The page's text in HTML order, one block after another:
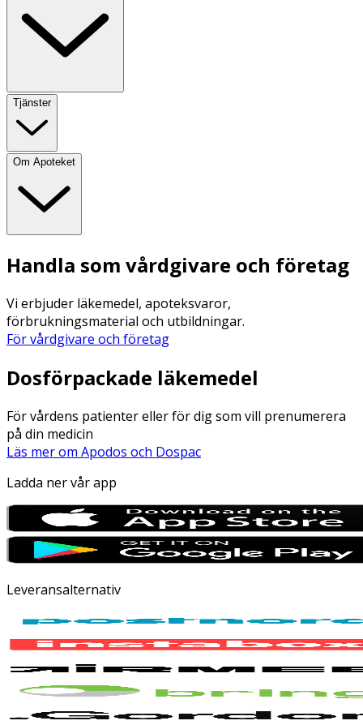
Tjänster
Om Apoteket
Handla som vårdgivare och företag
Vi erbjuder läkemedel, apoteksvaror,
förbrukningsmaterial och utbildningar.
För vårdgivare och företag
Dosförpackade läkemedel
För vårdens patienter eller för dig som vill prenumerera
på din medicin
Läs mer om Apodos och Dospac
Ladda ner vår app
Leveransalternativ